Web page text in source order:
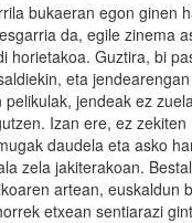
bukaeran egon ginen
da, egile zinema
horietakoa. Guztira, bi
eta
pelikulak, jendeak ez
Izan ere, ez
daudela eta asko
zela jakiterakoan.
artean, euskaldun
etxean sentiarazi